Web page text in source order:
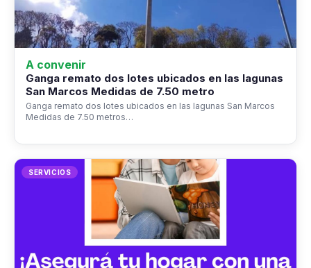
A convenir
Ganga remato dos lotes ubicados en las lagunas
San Marcos Medidas de 7.50 metro
Ganga remato dos lotes ubicados en las lagunas San Marcos
Medidas de 7.50 metros…
SERVICIOS